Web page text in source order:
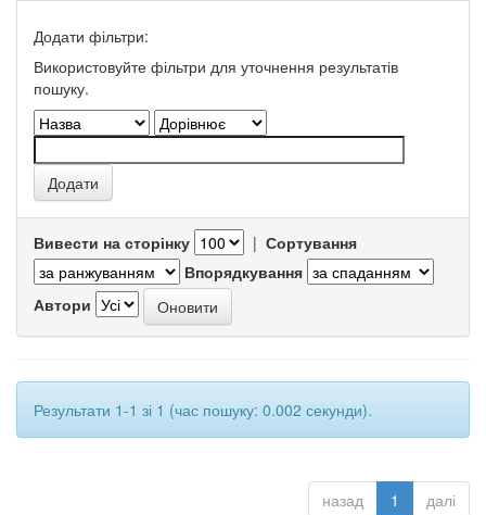
Додати фільтри:
Використовуйте фільтри для уточнення результатів
пошуку.
Вивести на сторінку | Сортування
Впорядкування
Автори
Результати 1-1 зі 1 (час пошуку: 0.002 секунди).
назад 1 далі